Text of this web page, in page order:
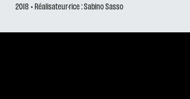
2018 • Réalisateur·rice : Sabino Sasso